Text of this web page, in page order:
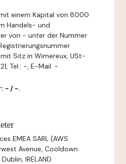
einem Kapital von 8000
Handels- und
von - unter der Nummer
Sitz in Wimereux, USt-
Tel.: -, E-Mail: -
- / -.
EMEA SARL (AWS
Avenue, Cooldown
IRELAND